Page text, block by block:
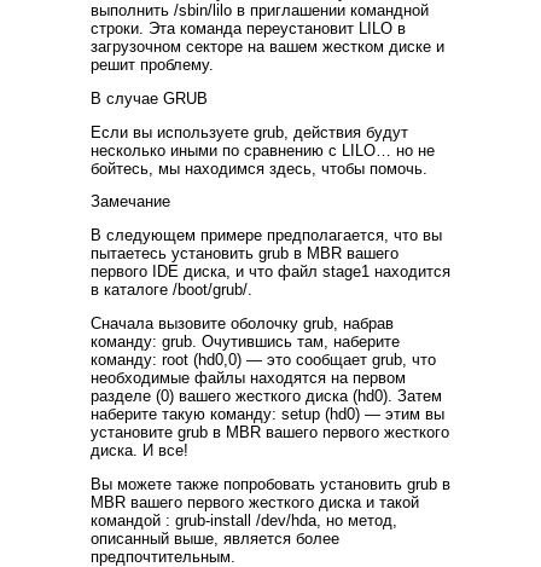
выполнить /sbin/lilo в приглашении командной
строки. Эта команда переустановит LILO в
загрузочном секторе на вашем жестком диске и
решит проблему.
В случае GRUB
Если вы используете grub, действия будут
несколько иными по сравнению с LILO… но не
бойтесь, мы находимся здесь, чтобы помочь.
Замечание
В следующем примере предполагается, что вы
пытаетесь установить grub в MBR вашего
первого IDE диска, и что файл stage1 находится
в каталоге /boot/grub/.
Сначала вызовите оболочку grub, набрав
команду: grub. Очутившись там, наберите
команду: root (hd0,0) — это сообщает grub, что
необходимые файлы находятся на первом
разделе (0) вашего жесткого диска (hd0). Затем
наберите такую команду: setup (hd0) — этим вы
установите grub в MBR вашего первого жесткого
диска. И все!
Вы можете также попробовать установить grub в
MBR вашего первого жесткого диска и такой
командой : grub-install /dev/hda, но метод,
описанный выше, является более
предпочтительным.